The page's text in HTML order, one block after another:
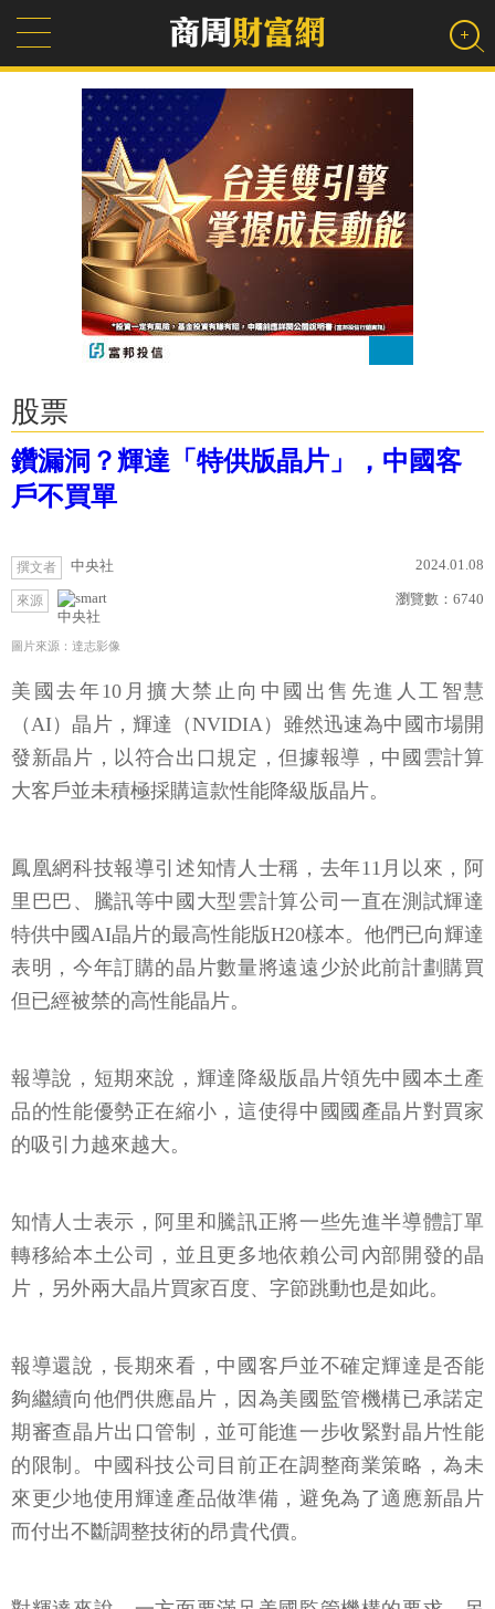
股票
鑽漏洞？輝達「特供版晶片」，中國客
戶不買單
撰文者 中央社 2024.01.08
來源
中央社
瀏覽數： 6740
圖片來源：達志影像
美國去年10月擴大禁止向中國出售先進人工智慧
（AI）晶片，輝達（NVIDIA）雖然迅速為中國市場開
發新晶片，以符合出口規定，但據報導，中國雲計算
大客戶並未積極採購這款性能降級版晶片。
鳳凰網科技報導引述知情人士稱，去年11月以來，阿
里巴巴、騰訊等中國大型雲計算公司一直在測試輝達
特供中國AI晶片的最高性能版H20樣本。他們已向輝達
表明，今年訂購的晶片數量將遠遠少於此前計劃購買
但已經被禁的高性能晶片。
報導說，短期來說，輝達降級版晶片領先中國本土產
品的性能優勢正在縮小，這使得中國國產晶片對買家
的吸引力越來越大。
知情人士表示，阿里和騰訊正將一些先進半導體訂單
轉移給本土公司，並且更多地依賴公司內部開發的晶
片，另外兩大晶片買家百度、字節跳動也是如此。
報導還說，長期來看，中國客戶並不確定輝達是否能
夠繼續向他們供應晶片，因為美國監管機構已承諾定
期審查晶片出口管制，並可能進一步收緊對晶片性能
的限制。中國科技公司目前正在調整商業策略，為未
來更少地使用輝達產品做準備，避免為了適應新晶片
而付出不斷調整技術的昂貴代價。